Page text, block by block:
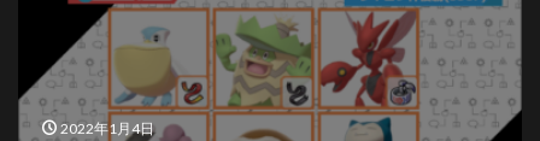
2022年1月4日